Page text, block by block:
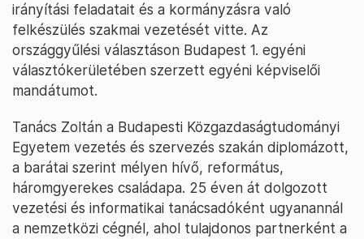
irányítási feladatait és a kormányzásra való
felkészülés szakmai vezetését vitte. Az
országgyűlési választáson Budapest 1. egyéni
választókerületében szerzett egyéni képviselői
mandátumot.
Tanács Zoltán a Budapesti Közgazdaságtudományi
Egyetem vezetés és szervezés szakán diplomázott,
a barátai szerint mélyen hívő, református,
háromgyerekes családapa. 25 éven át dolgozott
vezetési és informatikai tanácsadóként ugyanannál
a nemzetközi cégnél, ahol tulajdonos partnerként a